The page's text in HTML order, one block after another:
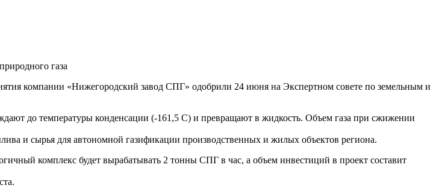
газа
компании «Нижегородский завод СПГ» одобрили 24 июня на Экспертном совете по земельным и
до температуры конденсации (-161,5 С) и превращают в жидкость. Объем газа при сжижении
и сырья для автономной газификации производственных и жилых объектов региона.
комплекс будет вырабатывать 2 тонны СПГ в час, а объем инвестиций в проект составит